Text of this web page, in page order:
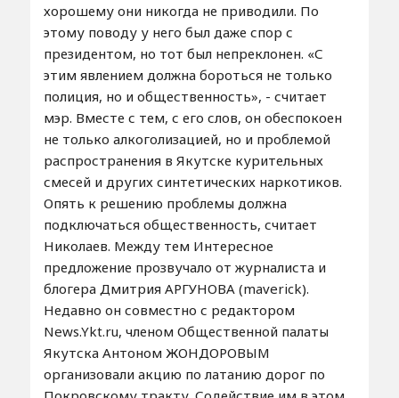
хорошему они никогда не приводили. По
этому поводу у него был даже спор с
президентом, но тот был непреклонен. «С
этим явлением должна бороться не только
полиция, но и общественность», - считает
мэр. Вместе с тем, с его слов, он обеспокоен
не только алкоголизацией, но и проблемой
распространения в Якутске курительных
смесей и других синтетических наркотиков.
Опять к решению проблемы должна
подключаться общественность, считает
Николаев. Между тем Интересное
предложение прозвучало от журналиста и
блогера Дмитрия АРГУНОВА (maverick).
Недавно он совместно с редактором
News.Ykt.ru, членом Общественной палаты
Якутска Антоном ЖОНДОРОВЫМ
организовали акцию по латанию дорог по